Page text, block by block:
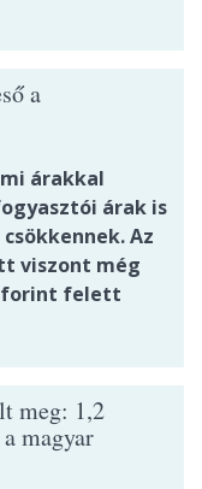
a
árakkal
árak is
Az
viszont még
forint felett
meg: 1,2
magyar